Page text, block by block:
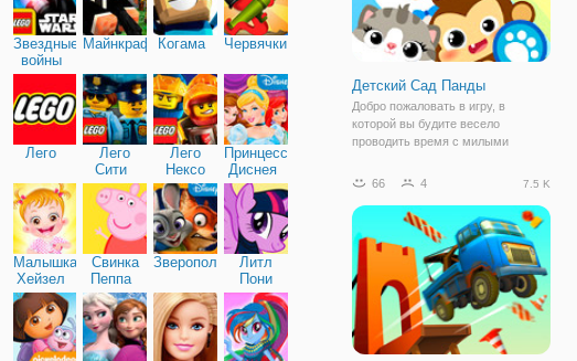
Звездные
войны
МайнкрафтКогама Червячки
Лего
Лего
Сити
Лего
Нексо
Найтс
Принцессы
Диснея
Малышка
Хейзел
Свинка
Пеппа
Зверополис
Литл
Пони
Дружба
Детский Сад Панды
Добро пожаловать в игру, в
которой вы будите весело
проводить время с милыми
Панды" - это очень увлекательная
с очень маленькими
удивительными животными и
66 4 7.5 K